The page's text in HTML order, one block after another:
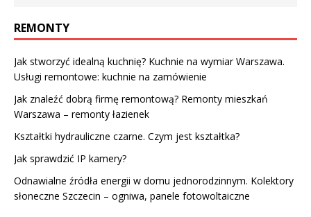
REMONTY
Jak stworzyć idealną kuchnię? Kuchnie na wymiar Warszawa.
Usługi remontowe: kuchnie na zamówienie
Jak znaleźć dobrą firmę remontową? Remonty mieszkań
Warszawa – remonty łazienek
Kształtki hydrauliczne czarne. Czym jest kształtka?
Jak sprawdzić IP kamery?
Odnawialne źródła energii w domu jednorodzinnym. Kolektory
słoneczne Szczecin – ogniwa, panele fotowoltaiczne